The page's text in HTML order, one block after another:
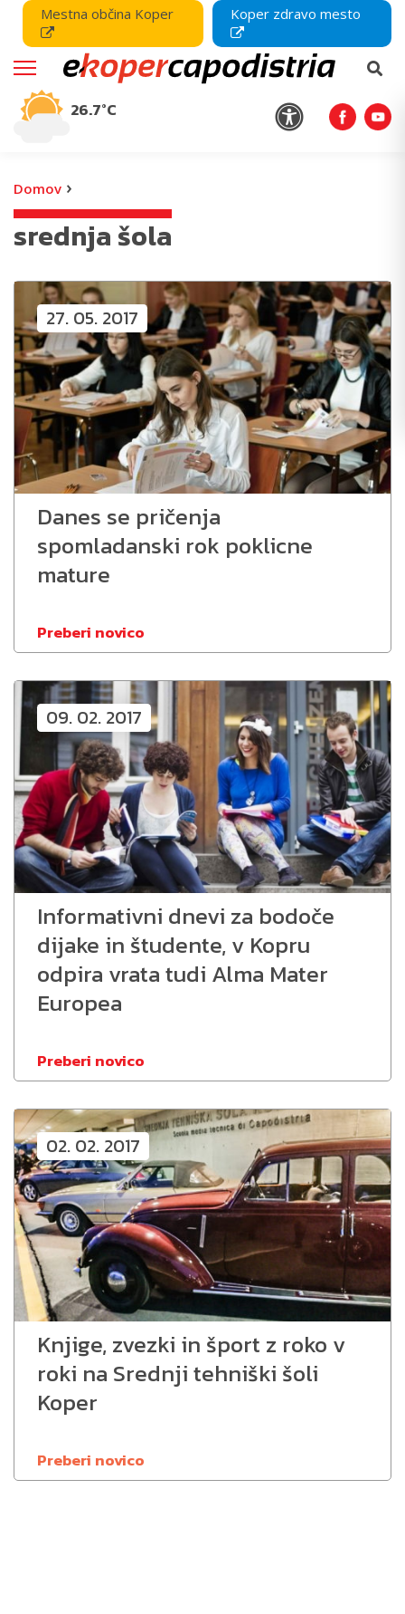
Mestna občina Koper Koper zdravo mesto
26.7°C
Domov ›
srednja šola
27. 05. 2017
Danes se pričenja
spomladanski rok poklicne
mature
Preberi novico
09. 02. 2017
Informativni dnevi za bodoče
dijake in študente, v Kopru
odpira vrata tudi Alma Mater
Europea
Preberi novico
02. 02. 2017
Knjige, zvezki in šport z roko v
roki na Srednji tehniški šoli
Koper
Preberi novico